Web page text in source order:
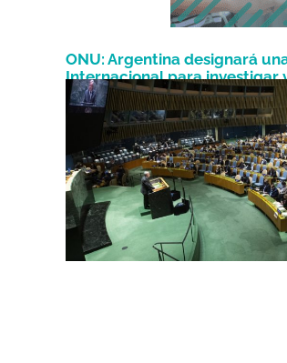
ONU: Argentina designará
Internacional para investigar
DDHH en Ucrania
Marzo 4, 2022